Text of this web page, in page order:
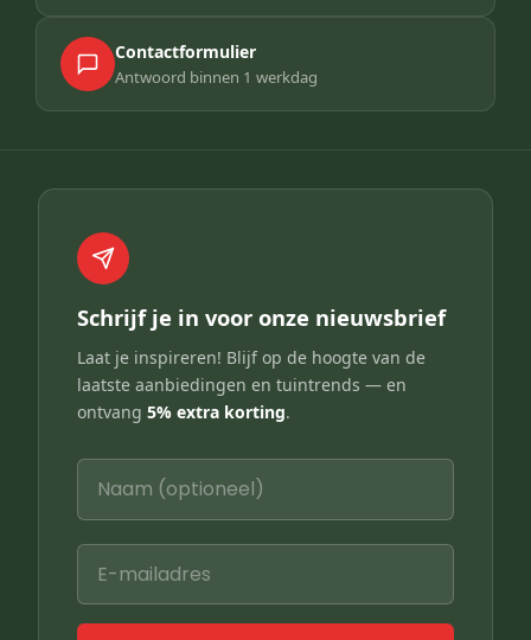
Contactformulier
Antwoord binnen 1 werkdag
Schrijf je in voor onze nieuwsbrief
Laat je inspireren! Blijf op de hoogte van de
laatste aanbiedingen en tuintrends — en
ontvang 5% extra korting.